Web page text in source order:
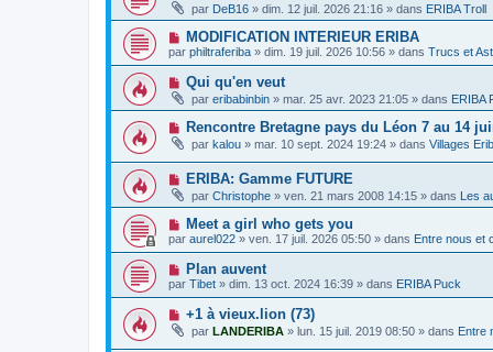
g
e
s
s
g
e
a
u
m
e
s
s
a
g
e
u
v
e
a
u
m
e
s
s
a
g
e
par DeB16 » dim. 12 juil. 2026 21:16 » dans ERIBA Troll
N
o
e
a
u
m
e
s
s
g
e
MODIFICATION INTERIEUR ERIBA
par philtraferiba » dim. 19 juil. 2026 10:56 » dans Trucs et
N
u
v
e
a
m
e
s
s
g
e
Qui qu'en veut
par eribabinbin » mar. 25 avr. 2023 21:05 » dans ERIBA
N
u
v
a
u
m
e
s
s
g
e
Rencontre Bretagne pays du Léon 7 au 14
par kalou » mar. 10 sept. 2024 19:24 » dans Villages
N
u
v
e
a
u
m
e
s
g
e
ERIBA: Gamme FUTURE
par Christophe » ven. 21 mars 2008 14:15 » dans Les
N
o
u
v
e
a
u
m
e
s
Meet a girl who gets you
par aurel022 » ven. 17 juil. 2026 05:50 » dans Entre nous et
N
o
u
e
a
Plan auvent
par Tibet » dim. 13 oct. 2024 16:39 » dans ERIBA Puck
N
u
+1 à vieux.lion (73)
par LANDERIBA » lun. 15 juil. 2019 08:50 » dans Entre